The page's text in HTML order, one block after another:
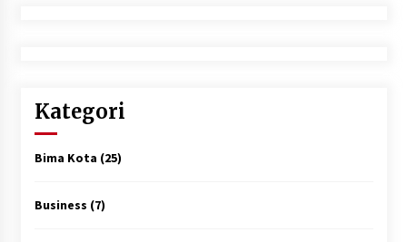
Kategori
Bima Kota (25)
Business (7)